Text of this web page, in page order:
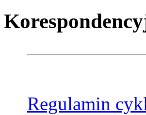
Regulamin